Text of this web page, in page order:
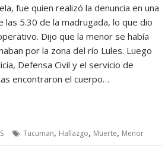
fue quien realizó la denuncia en una
las 5.30 de la madrugada, lo que dio
Dijo que la menor se había
por la zona del río Lules. Luego
Defensa Civil y el servicio de
encontraron el cuerpo…
Tucuman, Hallazgo, Muerte, Menor